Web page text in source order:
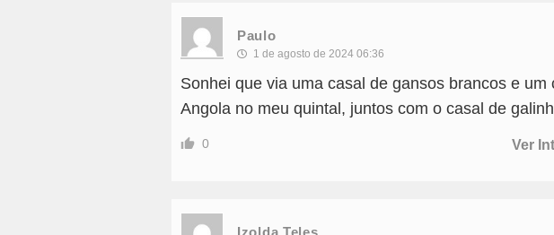
Paulo
1 de agosto de 2024 06:36
Sonhei que via uma casal de gansos brancos e um
Angola no meu quintal, juntos com o casal de
0 Ver
Izolda Teles